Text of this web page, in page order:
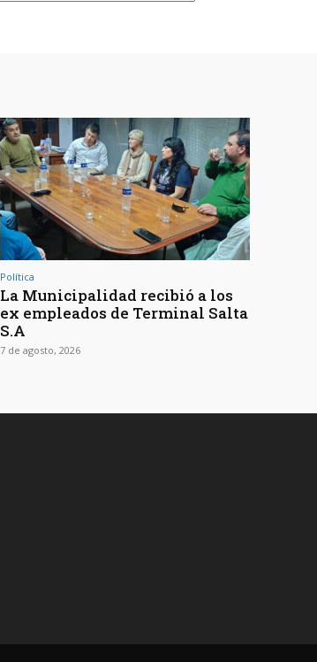
Política
La Municipalidad recibió a los
ex empleados de Terminal Salta
S.A
7 de agosto, 2026